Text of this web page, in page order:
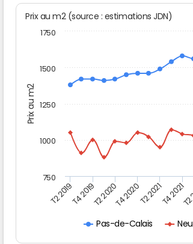
Prix au m2
Prix au m2 (source : estimations JDN)
Pas-de-Calais
T2 2019T4 2019T2 2020T4 2020T2 2021T4 2021
1000
750
1250
1500
1750